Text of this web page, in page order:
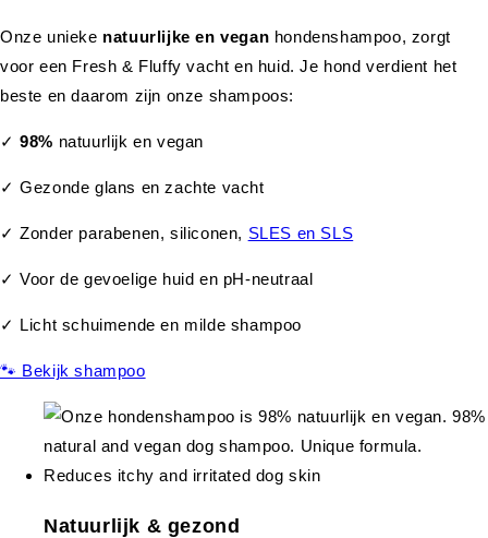
Onze unieke natuurlijke en vegan hondenshampoo, zorgt
voor een Fresh & Fluffy vacht en huid. Je hond verdient het
beste en daarom zijn onze shampoos:
✓98% natuurlijk en vegan
✓ Gezonde glans en zachte vacht
✓ Zonder parabenen, siliconen, SLES en SLS
✓ Voor de gevoelige huid en pH-neutraal
✓ Licht schuimende en milde shampoo
🐾 Bekijk shampoo
Natuurlijk & gezond